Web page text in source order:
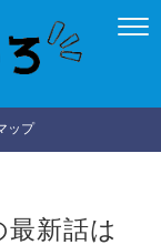
ップ
新話は